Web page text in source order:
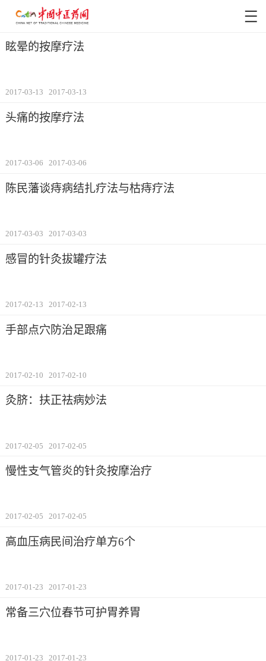
眩晕的按摩疗法
2017-03-13 2017-03-13
头痛的按摩疗法
2017-03-06 2017-03-06
陈民藩谈痔病结扎疗法与枯痔疗法
2017-03-03 2017-03-03
感冒的针灸拔罐疗法
2017-02-13 2017-02-13
手部点穴防治足跟痛
2017-02-10 2017-02-10
灸脐：扶正祛病妙法
2017-02-05 2017-02-05
慢性支气管炎的针灸按摩治疗
2017-02-05 2017-02-05
高血压病民间治疗单方6个
2017-01-23 2017-01-23
常备三穴位春节可护胃养胃
2017-01-23 2017-01-23